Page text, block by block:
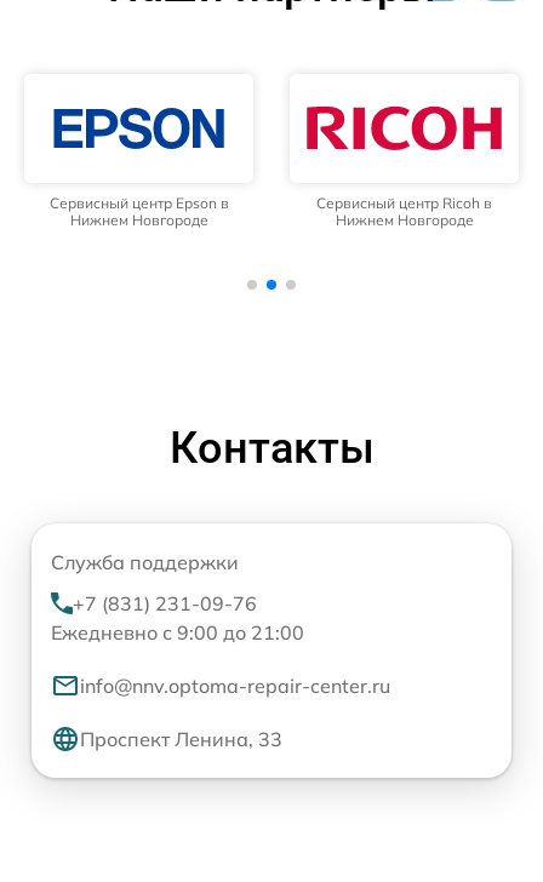
Сервисный центр Epson в
Нижнем Новгороде
Сервисный центр Ricoh в
Нижнем Новгороде
Контакты
Служба поддержки
+7 (831) 231-09-76
Ежедневно с 9:00 до 21:00
info@nnv.optoma-repair-center.ru
Проспект Ленина, 33